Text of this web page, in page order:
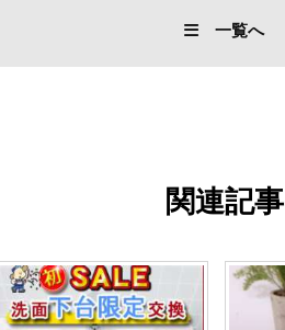
一覧へ
関連記事